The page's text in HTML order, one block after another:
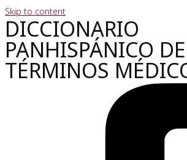
Skip to content
DICCIONARIO
PANHISPÁNICO DE
TÉRMINOS